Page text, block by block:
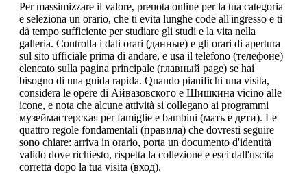
Per massimizzare il valore, prenota online per la tua categoria
e seleziona un orario, che ti evita lunghe code all'ingresso e ti
dà tempo sufficiente per studiare gli studi e la vita nella
galleria. Controlla i dati orari (данные) e gli orari di apertura
sul sito ufficiale prima di andare, e usa il telefono (телефоне)
elencato sulla pagina principale (главный page) se hai
bisogno di una guida rapida. Quando pianifichi una visita,
considera le opere di Айвазовского e Шишкина vicino alle
icone, e nota che alcune attività si collegano ai programmi
музеймастерская per famiglie e bambini (мать e дети). Le
quattro regole fondamentali (правила) che dovresti seguire
sono chiare: arriva in orario, porta un documento d'identità
valido dove richiesto, rispetta la collezione e esci dall'uscita
corretta dopo la tua visita (вход).